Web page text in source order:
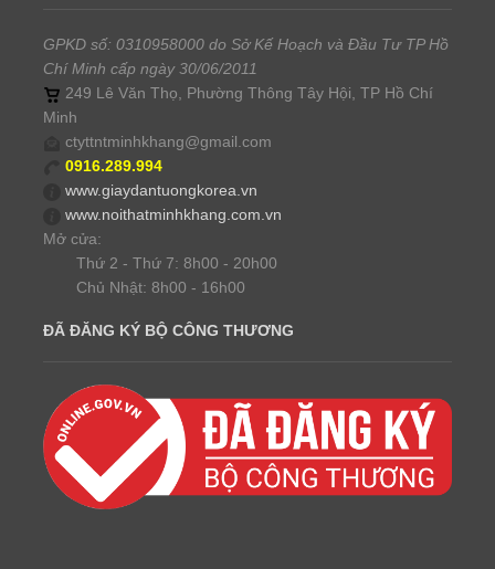
GPKD số: 0310958000 do Sở Kế Hoạch và Đầu Tư TP Hồ
Chí Minh cấp ngày 30/06/2011
249 Lê Văn Thọ, Phường Thông Tây Hội, TP Hồ Chí
Minh
ctyttntminhkhang@gmail.com
0916.289.994
www.giaydantuongkorea.vn
www.noithatminhkhang.com.vn
Mở cửa:
Thứ 2 - Thứ 7: 8h00 - 20h00
Chủ Nhật: 8h00 - 16h00
ĐÃ ĐĂNG KÝ BỘ CÔNG THƯƠNG